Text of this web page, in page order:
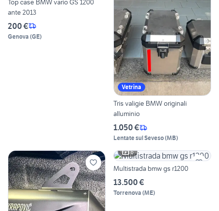
Top case BMW vario GS 1200
ante 2013
200 €
Genova (GE)
Vetrina
Tris valigie BMW originali
alluminio
1.050 €
Lentate sul Seveso(MB)
6
Multistrada bmw gs r1200
13.500 €
Torrenova (ME)